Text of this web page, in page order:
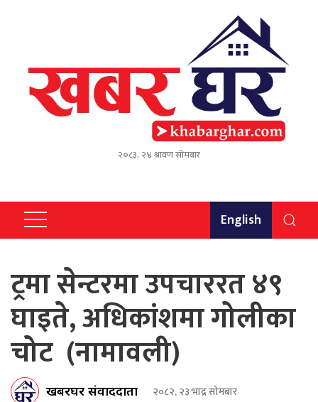
२०८३, २४ श्रावण सोमबार
English
ट्रमा सेन्टरमा उपचाररत ४९
घाइते, अधिकांशमा गोलीका
चोट (नामावली)
खबरघर संवाददाता २०८२, २३ भाद्र सोमबार